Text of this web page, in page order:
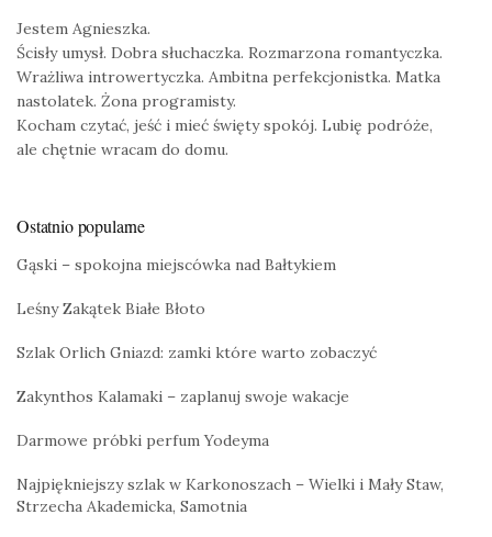
Jestem Agnieszka.
Ścisły umysł. Dobra słuchaczka. Rozmarzona romantyczka.
Wrażliwa introwertyczka. Ambitna perfekcjonistka. Matka
nastolatek. Żona programisty.
Kocham czytać, jeść i mieć święty spokój. Lubię podróże,
ale chętnie wracam do domu.
Ostatnio popularne
Gąski – spokojna miejscówka nad Bałtykiem
Leśny Zakątek Białe Błoto
Szlak Orlich Gniazd: zamki które warto zobaczyć
Zakynthos Kalamaki – zaplanuj swoje wakacje
Darmowe próbki perfum Yodeyma
Najpiękniejszy szlak w Karkonoszach – Wielki i Mały Staw,
Strzecha Akademicka, Samotnia